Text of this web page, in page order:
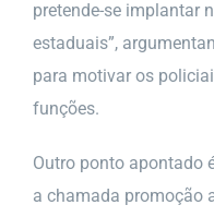
pretende-se implantar
estaduais”,
para motivar os
funções.
Outro ponto apontado
a chamada promoção